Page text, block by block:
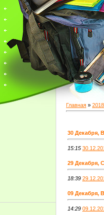
Главная » 2018
30 Декабря,
15:15
29 Декабря,
18:39
09 Декабря,
14:29